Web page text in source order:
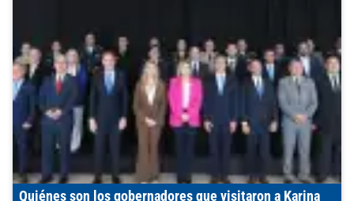
Quiénes son los gobernadores que visitaron a Karina